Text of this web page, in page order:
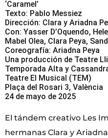
‘Caramel’
Texto: Pablo Messiez
Dirección: Clara y Ariadna
Con: Yasser D’Oquendo,
Mabel Olea, Clara Peya,
Coreografía: Ariadna Peya
Una producción de Teatre
Temporada Alta y
Teatre El Musical (TEM)
Plaça del Rosari 3, València
24 de mayo de 2025
El tándem creativo Les
hermanas Clara y